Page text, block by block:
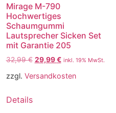
Mirage M-790
Hochwertiges
Schaumgummi
Lautsprecher Sicken Set
mit Garantie 205
32,99€ 29,99€ inkl. 19% MwSt.
zzgl. Versandkosten
Details